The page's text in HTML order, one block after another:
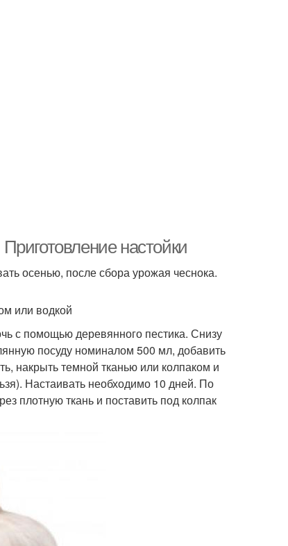
настойки
осенью, после сбора урожая чеснока.
или водкой
с помощью деревянного пестика. Снизу
посуду номиналом 500 мл, добавить
накрыть темной тканью или колпаком и
Настаивать необходимо 10 дней. По
плотную ткань и поставить под колпак